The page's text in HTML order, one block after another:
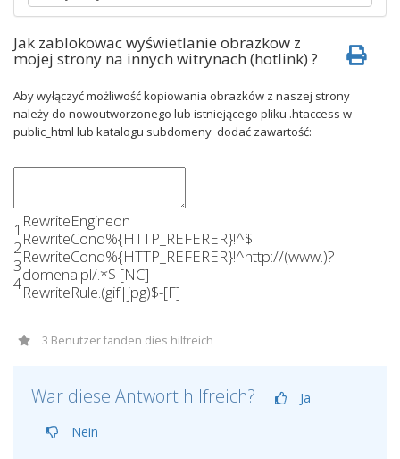
Jak zablokowac wyświetlanie obrazkow z
mojej strony na innych witrynach (hotlink) ?
Aby wyłączyć możliwość kopiowania obrazków z naszej strony
należy do nowoutworzonego lub istniejącego pliku .htaccess w
public_html lub katalogu subdomeny dodać zawartość:
1
2
3
4
RewriteEngineon
RewriteCond%{HTTP_REFERER}!^$
RewriteCond%{HTTP_REFERER}!^http://(www.)?
domena.pl/.*$ [NC]
RewriteRule.(gif| jpg)$-[F]
3 Benutzer fanden dies hilfreich
War diese Antwort hilfreich?
Ja
Nein